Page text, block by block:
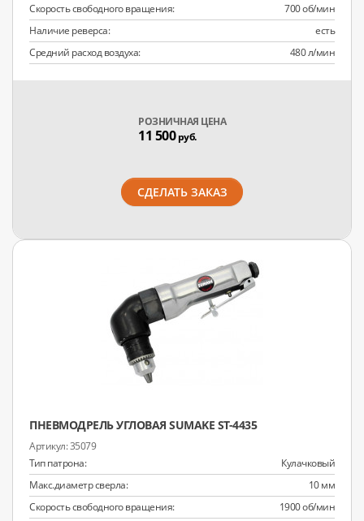
Скорость свободного вращения:
700 об/мин
Наличие реверса:
есть
Средний расход воздуха:
480 л/мин
РОЗНИЧНАЯ ЦЕНА
11 500руб.
СДЕЛАТЬ ЗАКАЗ
ПНЕВМОДРЕЛЬ УГЛОВАЯ SUMAKE ST-4435
35079
Тип патрона:
Кулачковый
Макс.диаметр сверла:
10 мм
Скорость свободного вращения:
1900 об/мин